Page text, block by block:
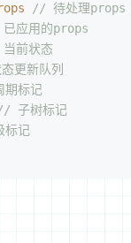
// 待处理props
应用的props
前状态
更新队列
标记
子树标记
记